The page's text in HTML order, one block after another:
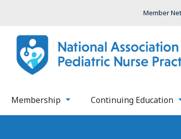
Member
Membership Continuing Education